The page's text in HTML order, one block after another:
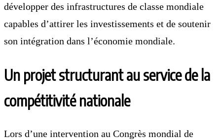
développer des infrastructures de classe mondiale
capables d’attirer les investissements et de soutenir
son intégration dans l’économie mondiale.
Un projet structurant au service de la
compétitivité nationale
Lors d’une intervention au Congrès mondial de